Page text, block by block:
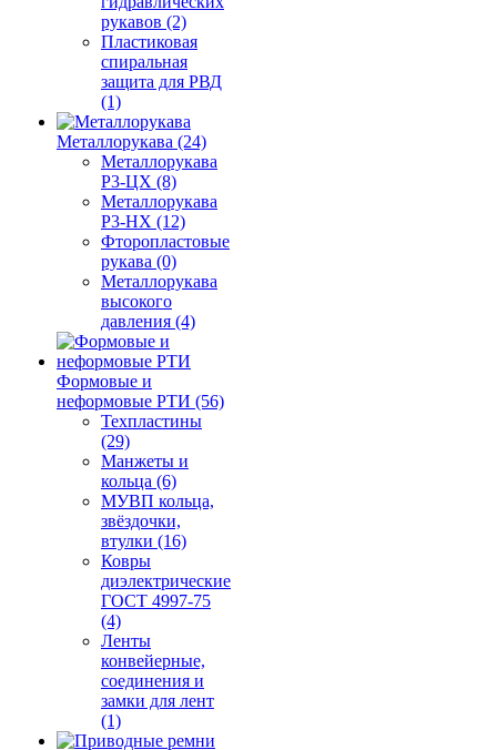
рукавов (2)
Пластиковая
спиральная
защита для РВД
(1)
Металлорукава (24)
Металлорукава
Р3-ЦХ (8)
Металлорукава
Р3-НХ (12)
Фторопластовые
рукава (0)
Металлорукава
высокого
давления (4)
Формовые и
неформовые РТИ (56)
Техпластины
(29)
Манжеты и
кольца (6)
МУВП кольца,
звёздочки,
втулки (16)
Ковры
диэлектрические
ГОСТ 4997-75
(4)
Ленты
конвейерные,
соединения и
замки для лент
(1)